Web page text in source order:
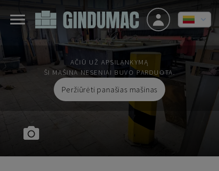
AČIŪ UŽ APSILANKYMĄ
ŠI MAŠINA NESENIAI BUVO PARDUOTA.
Peržiūrėti panašias mašinas